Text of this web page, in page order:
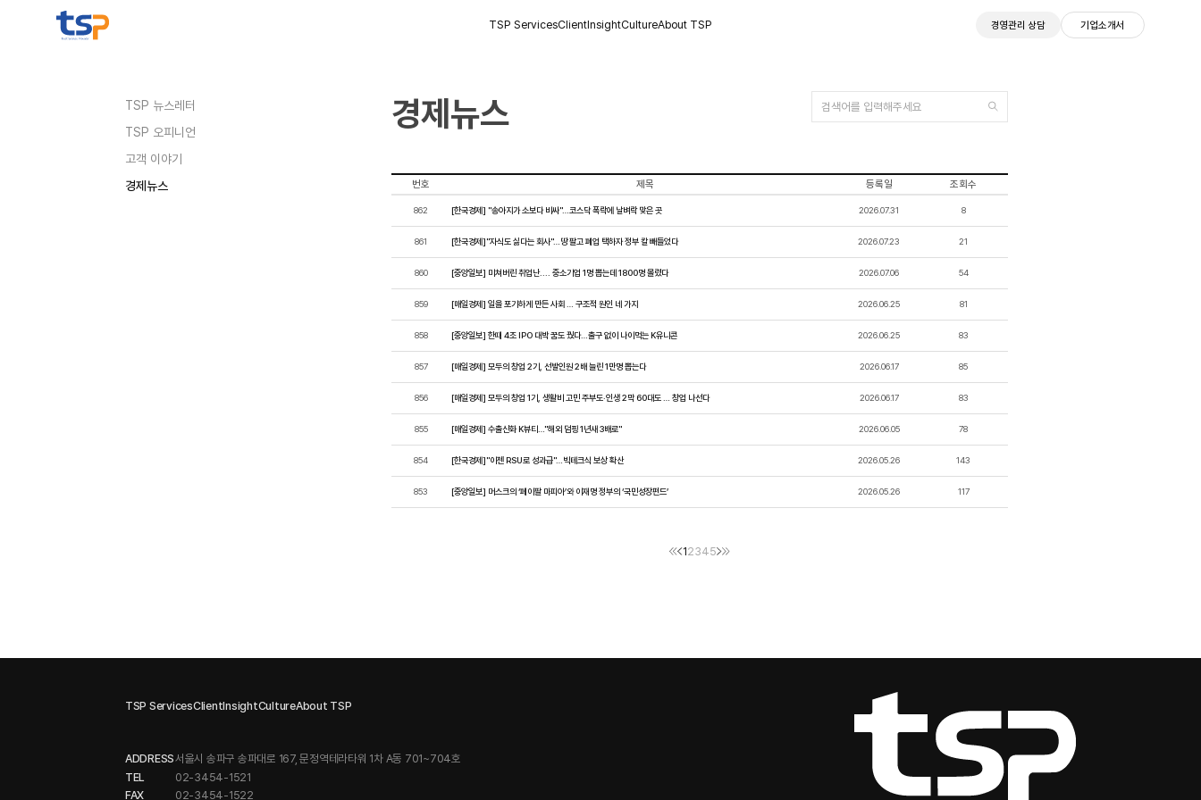
메뉴 바로가기본문 바로가기
TSP ServicesClientInsightCultureAbout TSP 경영관리 상담 기업소개서
TSP 뉴스레터
TSP 오피니언
고객 이야기
경제뉴스
경제뉴스
번호 제목 등록일 조회수
862 [한국경제] "송아지가 소보다 비싸"…코스닥 폭락에 날벼락 맞은 곳 2026.07.31 8
861 [한국경제]"자식도 싫다는 회사"…땅 팔고 폐업 택하자 정부 칼 빼들었다 2026.07.23 21
860 [중앙일보] 미쳐버린 취업난.... 중소기업 1명 뽑는데 1800명 몰렸다 2026.07.06 54
859 [매일경제] 일을 포기하게 만든 사회 … 구조적 원인 네 가지 2026.06.25 81
858 [중앙일보] 한때 4조 IPO 대박 꿈도 꿨다…출구 없이 나이먹는 K유니콘 2026.06.25 83
857 [매일경제] 모두의 창업 2기, 선발인원 2배 늘린 1만명 뽑는다 2026.06.17 85
856 [매일경제] 모두의 창업 1기, 생활비 고민 주부도·인생 2막 60대도 … 창업 나선다 2026.06.17 83
855 [매일경제] 수출신화 K뷰티…"해외 덤핑 1년새 3배로" 2026.06.05 78
854 [한국경제]"이젠 RSU로 성과급"…빅테크식 보상 확산 2026.05.26 143
853 [중앙일보] 머스크의 ‘페이팔 마피아’와 이재명 정부의 ‘국민성장펀드’ 2026.05.26 117
12345
TSP ServicesClientInsightCultureAbout TSP
ADDRESS서울시 송파구 송파대로 167, 문정역테라타워 1차 A동 701~704호
TEL
02-3454-1521
FAX
02-3454-1522